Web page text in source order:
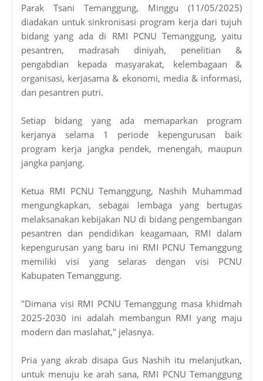
Parak Tsani Temanggung, Minggu (11/05/2025)
diadakan untuk sinkronisasi program kerja dari tujuh
bidang yang ada di RMI PCNU Temanggung, yaitu
pesantren, madrasah diniyah, penelitian &
pengabdian kepada masyarakat, kelembagaan &
organisasi, kerjasama & ekonomi, media & informasi,
dan pesantren putri.
Setiap bidang yang ada memaparkan program
kerjanya selama 1 periode kepengurusan baik
program kerja jangka pendek, menengah, maupun
jangka panjang.
Ketua RMI PCNU Temanggung, Nashih Muhammad
mengungkapkan, sebagai lembaga yang bertugas
melaksanakan kebijakan NU di bidang pengembangan
pesantren dan pendidikan keagamaan, RMI dalam
kepengurusan yang baru ini RMI PCNU Temanggung
memiliki visi yang selaras dengan visi PCNU
Kabupaten Temanggung.
"Dimana visi RMI PCNU Temanggung masa khidmah
2025-2030 ini adalah membangun RMI yang maju
modern dan maslahat," jelasnya.
Pria yang akrab disapa Gus Nashih itu melanjutkan,
untuk menuju ke arah sana, RMI PCNU Temanggung